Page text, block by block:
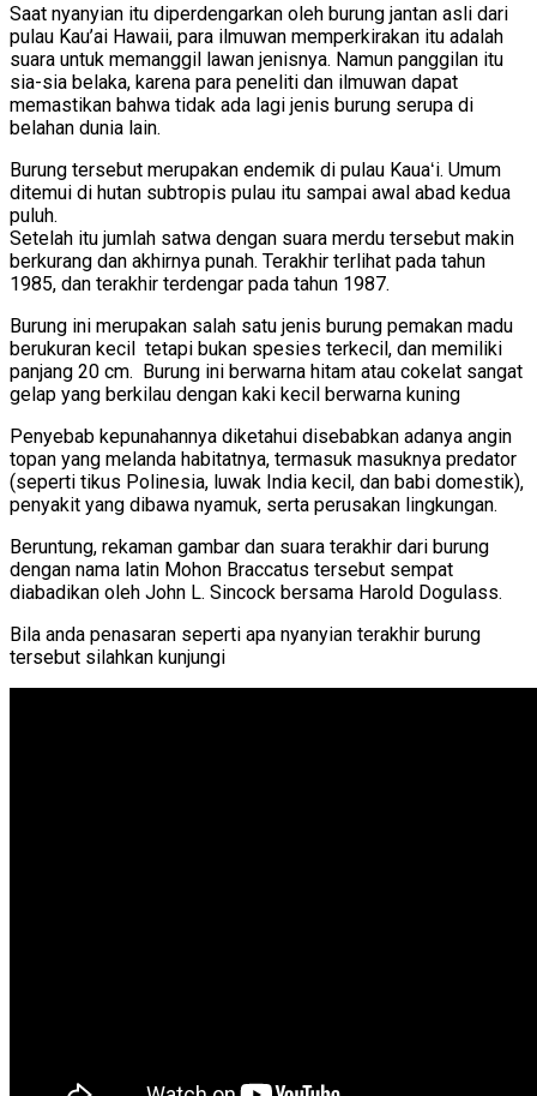
Saat nyanyian itu diperdengarkan oleh burung jantan asli dari
pulau Kau’ai Hawaii, para ilmuwan memperkirakan itu adalah
suara untuk memanggil lawan jenisnya. Namun panggilan itu
sia-sia belaka, karena para peneliti dan ilmuwan dapat
memastikan bahwa tidak ada lagi jenis burung serupa di
belahan dunia lain.
Burung tersebut merupakan endemik di pulau Kauaʻi. Umum
ditemui di hutan subtropis pulau itu sampai awal abad kedua
puluh.
Setelah itu jumlah satwa dengan suara merdu tersebut makin
berkurang dan akhirnya punah. Terakhir terlihat pada tahun
1985, dan terakhir terdengar pada tahun 1987.
Burung ini merupakan salah satu jenis burung pemakan madu
berukuran kecil tetapi bukan spesies terkecil, dan memiliki
panjang 20 cm. Burung ini berwarna hitam atau cokelat sangat
gelap yang berkilau dengan kaki kecil berwarna kuning
Penyebab kepunahannya diketahui disebabkan adanya angin
topan yang melanda habitatnya, termasuk masuknya predator
(seperti tikus Polinesia, luwak India kecil, dan babi domestik),
penyakit yang dibawa nyamuk, serta perusakan lingkungan.
Beruntung, rekaman gambar dan suara terakhir dari burung
dengan nama latin Mohon Braccatus tersebut sempat
diabadikan oleh John L. Sincock bersama Harold Dogulass.
Bila anda penasaran seperti apa nyanyian terakhir burung
tersebut silahkan kunjungi